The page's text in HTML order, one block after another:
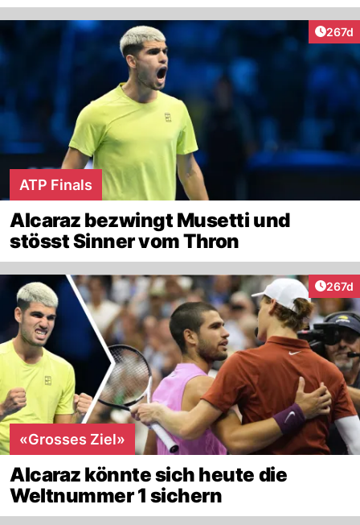
267d
ATP Finals
Alcaraz bezwingt Musetti und
stösst Sinner vom Thron
267d
«Grosses Ziel»
Alcaraz könnte sich heute die
Weltnummer 1 sichern